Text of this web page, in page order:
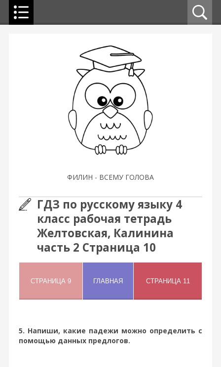
ФИЛИН - ВСЕМУ ГОЛОВА
ГДЗ по русскому языку 4
класс рабочая тетрадь
Желтовская, Калинина
часть 2 Страница 10
5. Напиши, какие падежи можно определить с
помощью данных предлогов.